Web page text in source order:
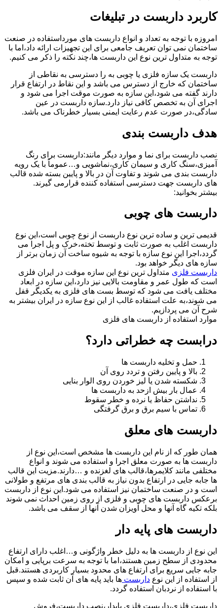
کاربرد داربست در تبلیغات
امروزه با توجه به تعداد و انواع داربست های مورداستفاده در صنعت
ساختمان نمی توان تعریف جامعی برای این تجهیزات ارائه داد،اما با
توجه به متداول ترین نوع این داربست ها،چند نکته را ذکر می کنیم.
داربست یک سازه فلزی یا چوبی به را دسترسی به نقاطی از
ساختمان که خارج از دسترس می باشد و این نقاط در ارتفاع قرار
دارند گفته می شود،این سازه به صورت موقت اجرا می شود و
اجرای آن به تخصص کافی نیاز دارد.سازه داربست در عین
سادگی،در صورت عدم رعایت ایمنی بسیار خطرناک می باشد.
هدف داربست بندی
نصب داربست برای نما و موارد دیگر مانند:داربست برای رنگ
آمیزی،سنگ کاری و سیمان کاری،نماشویی و…عموماً با یک رویه
داربست بندی می شوند و تفاوت آن در بالا و پایین بسته شده قالب
های داربست جهت دسترسی استفاده کننده قرارمی گیرند.
بیشتر بخوانید:
داربست های چوبی
قدیمی ترین و ساده ترین نوع داربست از نوع چوبی است،این نوع
داربست اغلب به صورت ثابت و توسط تخته،خرک و پل اجرا می
گردد،اجرا این نوع سازه با توجه به شیوه ساخت آن زمان برتر از
سازه های دیگر خواهد بود.
داربست فلزی متداول ترین نوع این سازه موقت در ایران فلزی
است که طول عمر و مقاومت بالایی نیز دارد،این سازه در ابعاد
مختلف یافت می شود که توسط بست های فلزی به یکدیگر قفل
می شوند،به علت استفاده غالب از این نوع سازه در ایران بیشتر به
شرح آن می پردازیم.
موارد استفاده از داربست های فلزی
درابست چه خطراتی دارد؟
حمل و تخلیه داربست ها
بالا و پایین رفتن و تردد روی آن
شکسته شدن یا لیز خوردن روی الوار بنایی
عمال بار بیش ازحد به داربست ها
نداشتن حفاظ یا نرده و خطر سقوط
تماس با سیم برق و برق گرفتگی
داربست های معلق
همان طور که از نام این داربست ها مشخص است،این نوع از
داربست ها به صورت معلق اجرا و استفاده می شوند و انواع
مختلفی مانند کلایمرها،قالب های لغزنده و …دارند.مزیت این قالب
ها جابه جایی در ارتفاع بدون نیاز به قالب بندی های مرتفع و طولانی
است و در صنعت ساختمان نیز استفاده می شود.این نوع از داربست
برعکس داربست های چوبی و فلزی از روی زمین احداث نمی شوند
بلکه تکیه گاه آنها و محل آویزان شدن آنها از سقف می باشد.
داربست های پایه دار
این نوع از داربست ها به دلیل خطر واژگونی و…اغلب دارای ارتفاع
محدودی از سطح زمین هستند،اما با توجه به سرعت برپایی و امکان
جابه جایی سریع برای ارتفاع های محدود بسیار کاربردی هستند.قبل
از استفاده از این نوع داربست ها باید پایه های آن ثابت شده و سپس
با استفاده از نردبان استفاده گردد.
داربست فلزی،داربست فلزی پایدار،نصب داربست،فروش